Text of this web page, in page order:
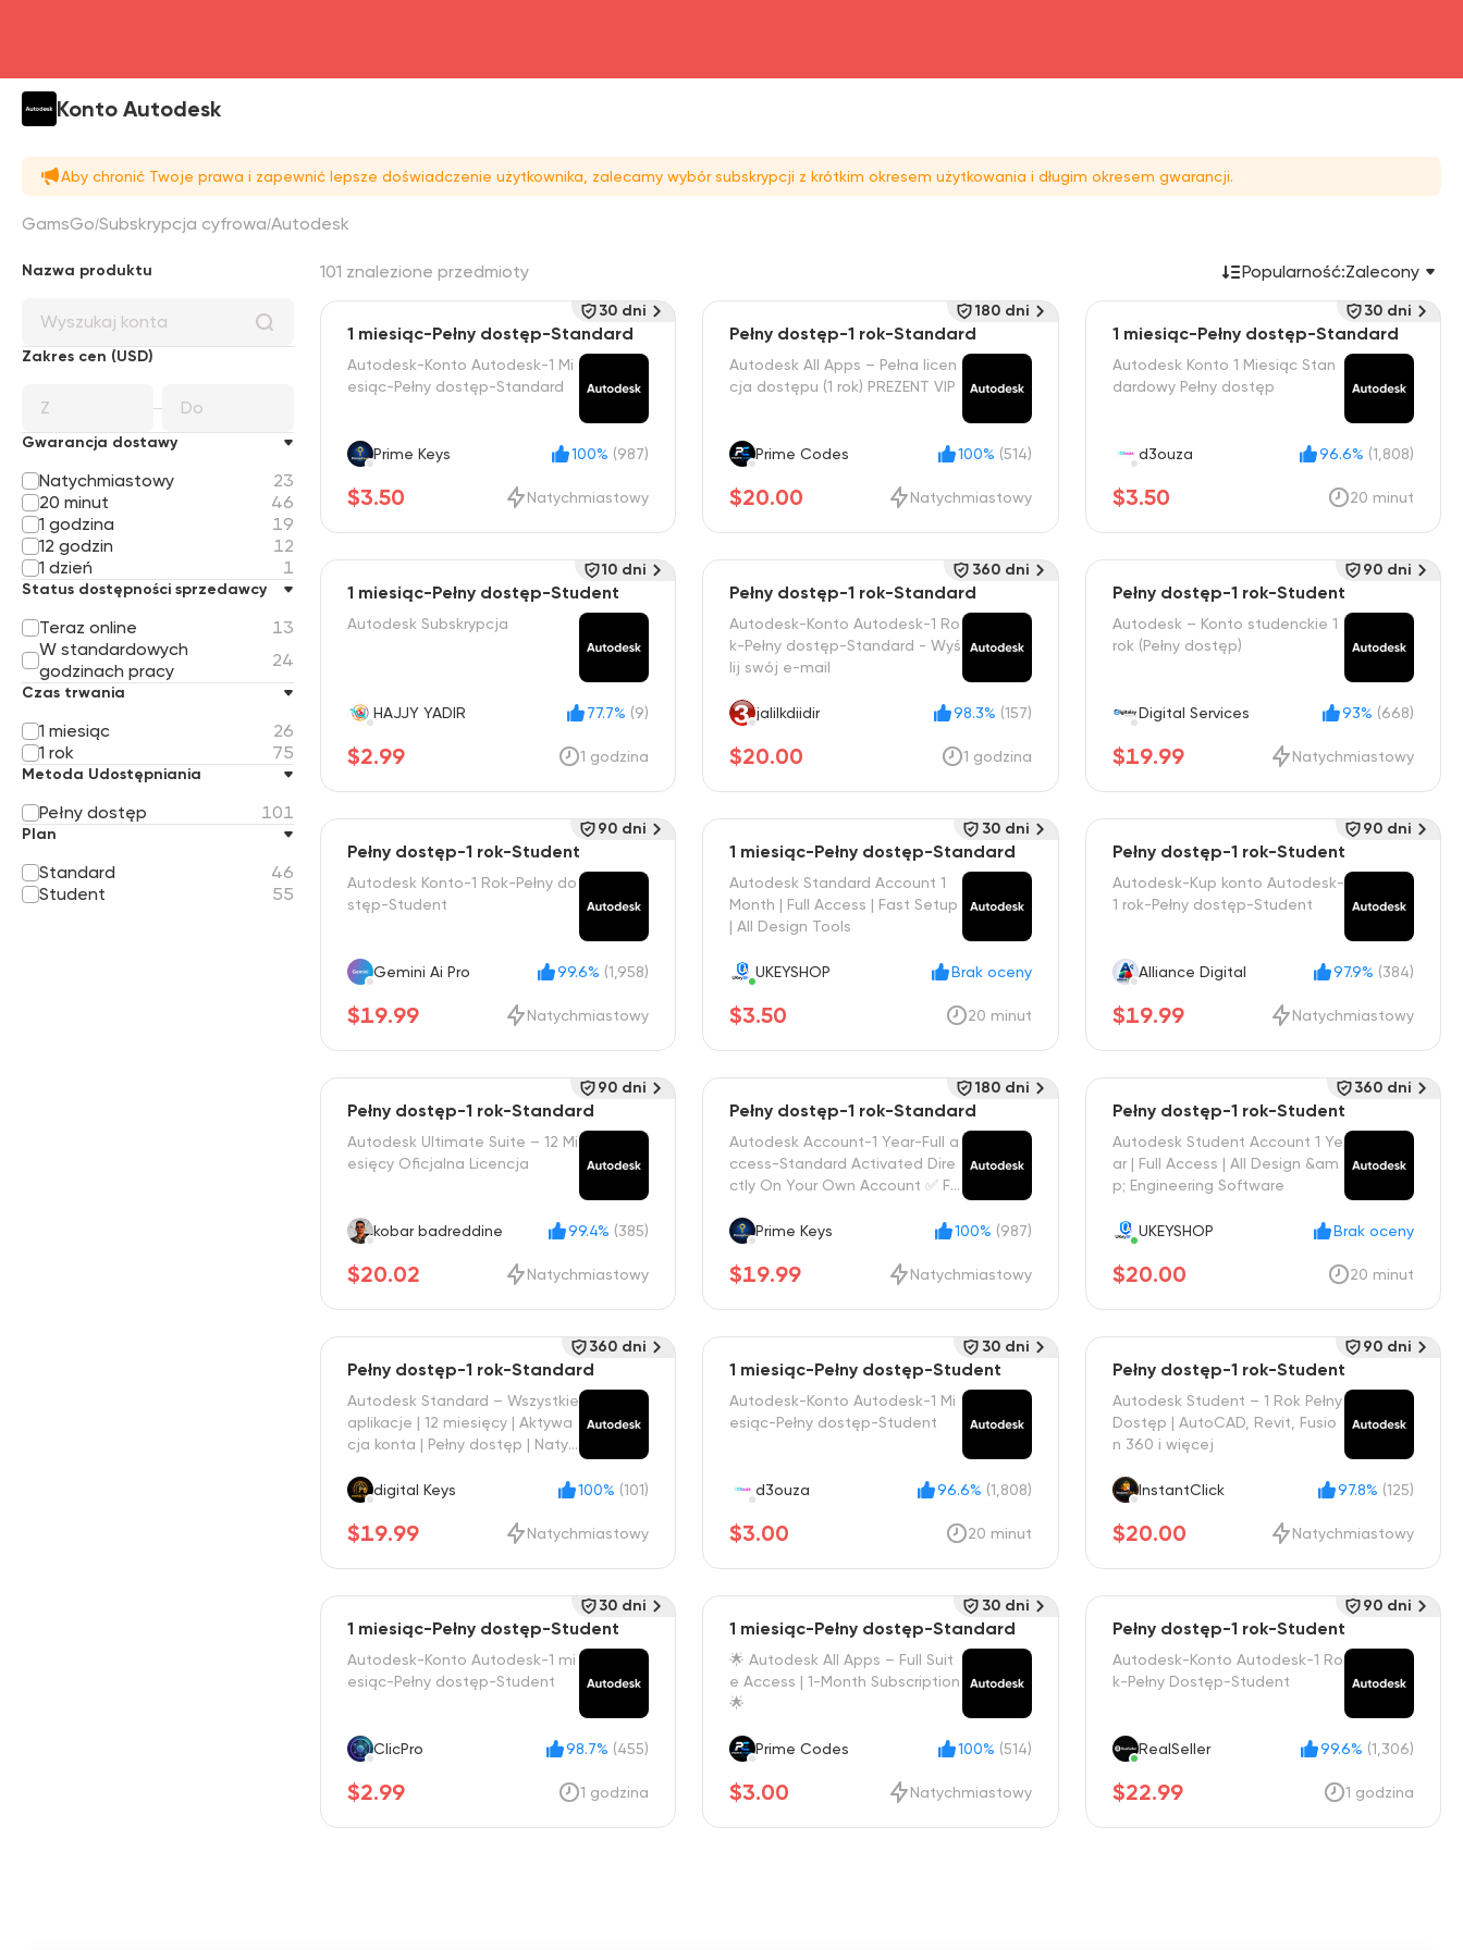
Konto Autodesk
Aby chronić Twoje prawa i zapewnić lepsze doświadczenie użytkownika, zalecamy wybór subskrypcji z krótkim okresem użytkowania i długim okresem gwarancji.
GamsGo Subskrypcja cyfrowa Autodesk
Nazwa produktu
Zakres cen (USD)
Gwarancja dostawy
Natychmiastowy
23
20 minut
46
1 godzina
19
12 godzin
12
1 dzień
1
Status dostępności sprzedawcy
Teraz online
13
W standardowych
godzinach pracy
24
Czas trwania
1 miesiąc
26
1 rok
75
Metoda Udostępniania
Pełny dostęp 101
Plan
Standard
46
Student
55
101 znalezione przedmioty Popularność:Zalecony
1 miesiąc-Pełny dostęp-Standard
Autodesk-Konto Autodesk-1 Mi
esiąc-Pełny dostęp-Standard
Prime Keys 100% (987)
$3.50 Natychmiastowy
30 dni
Pełny dostęp-1 rok-Standard
Autodesk All Apps – Pełna licen
cja dostępu (1 rok) PREZENT VIP
Prime Codes 100% (514)
$20.00 Natychmiastowy
180 dni
1 miesiąc-Pełny dostęp-Standard
Autodesk Konto 1 Miesiąc Stan
dardowy Pełny dostęp
d3ouza 96.6% (1,808)
$3.50 20 minut
30 dni
1 miesiąc-Pełny dostęp-Student
Autodesk Subskrypcja
HAJJY YADIR 77.7% (9)
$2.99 1 godzina
10 dni
Pełny dostęp-1 rok-Standard
Autodesk-Konto Autodesk-1 Ro
k-Pełny dostęp-Standard - Wyś
lij swój e-mail
jalilkdiidir 98.3% (157)
$20.00 1 godzina
360 dni
Pełny dostęp-1 rok-Student
Autodesk – Konto studenckie 1
rok (Pełny dostęp)
Digital Services 93% (668)
$19.99 Natychmiastowy
90 dni
Pełny dostęp-1 rok-Student
Autodesk Konto-1 Rok-Pełny do
stęp-Student
Gemini Ai Pro 99.6% (1,958)
$19.99 Natychmiastowy
90 dni
1 miesiąc-Pełny dostęp-Standard
Autodesk Standard Account 1
Month | Full Access | Fast Setup
| All Design Tools
UKEYSHOP Brak oceny
$3.50 20 minut
30 dni
Pełny dostęp-1 rok-Student
Autodesk-Kup konto Autodesk-
1 rok-Pełny dostęp-Student
Alliance Digital 97.9% (384)
$19.99 Natychmiastowy
90 dni
Pełny dostęp-1 rok-Standard
Autodesk Ultimate Suite – 12 Mi
esięcy Oficjalna Licencja
kobar badreddine 99.4% (385)
$20.02 Natychmiastowy
90 dni
Pełny dostęp-1 rok-Standard
Autodesk Account-1 Year-Full a
ccess-Standard Activated Dire
ctly On Your Own Account ✅ Fa
Prime Keys
100% (987)
$19.99 Natychmiastowy
180 dni
Pełny dostęp-1 rok-Student
Autodesk Student Account 1 Ye
ar | Full Access | All Design &am
p; Engineering Software
UKEYSHOP Brak oceny
$20.00 20 minut
360 dni
Pełny dostęp-1 rok-Standard
Autodesk Standard – Wszystkie
aplikacje | 12 miesięcy | Aktywa
cja konta | Pełny dostęp | Natyc
digital Keys
100% (101)
$19.99 Natychmiastowy
360 dni
1 miesiąc-Pełny dostęp-Student
Autodesk-Konto Autodesk-1 Mi
esiąc-Pełny dostęp-Student
d3ouza 96.6% (1,808)
$3.00 20 minut
30 dni
Pełny dostęp-1 rok-Student
Autodesk Student – 1 Rok Pełny
Dostęp | AutoCAD, Revit, Fusio
n 360 i więcej
InstantClick 97.8% (125)
$20.00 Natychmiastowy
90 dni
1 miesiąc-Pełny dostęp-Student
Autodesk-Konto Autodesk-1 mi
esiąc-Pełny dostęp-Student
ClicPro 98.7% (455)
$2.99 1 godzina
30 dni
1 miesiąc-Pełny dostęp-Standard
🌟 Autodesk All Apps – Full Suit
e Access | 1-Month Subscription
🌟
Prime Codes 100% (514)
$3.00 Natychmiastowy
30 dni
Pełny dostęp-1 rok-Student
Autodesk-Konto Autodesk-1 Ro
k-Pełny Dostęp-Student
RealSeller 99.6% (1,306)
$22.99 1 godzina
90 dni